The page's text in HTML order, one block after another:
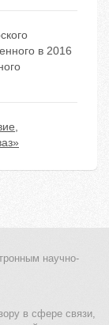
в 2016
,
научно-
в сфере связи,